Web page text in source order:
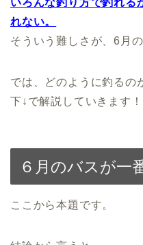
れない。
そういう難しさが、6月
では、どのように釣るの
下↓で解説していきます！
６月のバスが一
ここから本題です。